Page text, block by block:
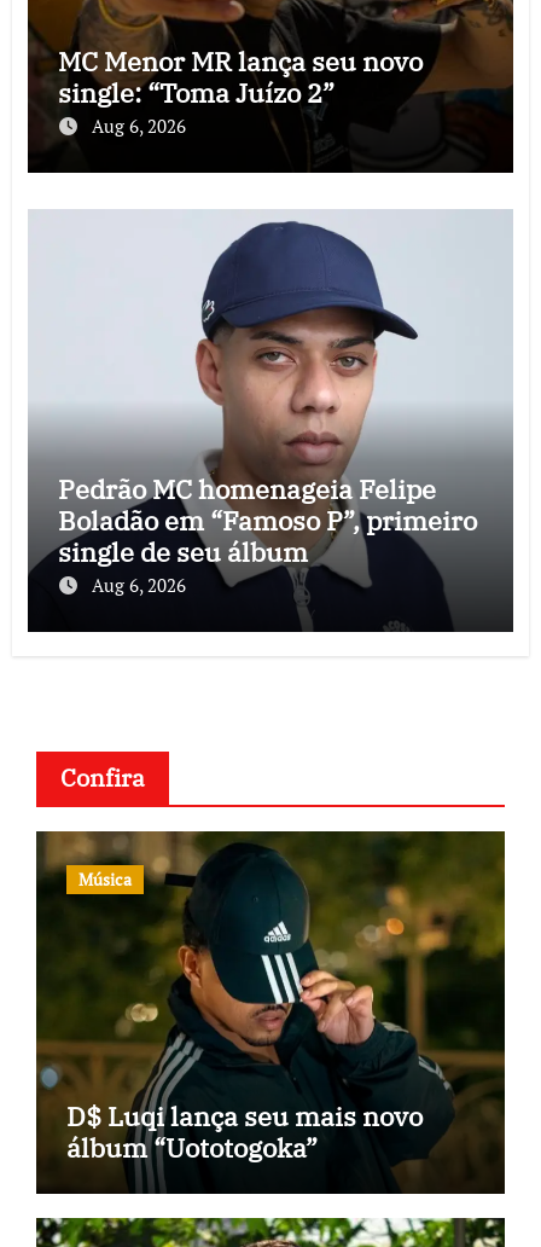
MC Menor MR lança seu novo
single: “Toma Juízo 2”
Aug 6, 2026
Pedrão MC homenageia Felipe
Boladão em “Famoso P”, primeiro
single de seu álbum
Aug 6, 2026
Confira
Música
D$ Luqi lança seu mais novo
álbum “Uototogoka”